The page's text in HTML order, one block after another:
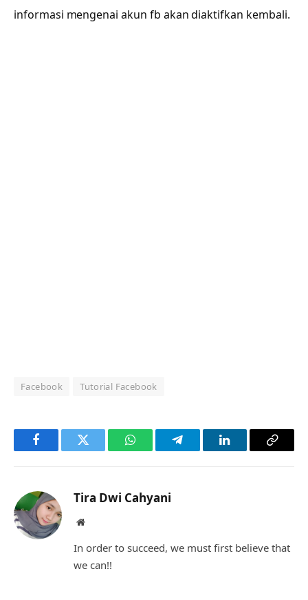
informasi mengenai akun fb akan diaktifkan kembali.
Facebook Tutorial Facebook
FacebookTwitter WhatsAppTelegramLinkedInCopy
Tira Dwi Cahyani
Website
In order to succeed, we must first believe that
we can!!